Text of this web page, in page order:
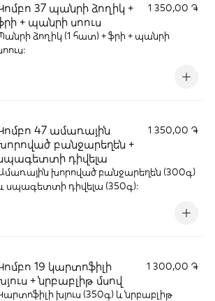
37 պանրի ձողիկ +
+ պանրի սոուս
1 350,00 ֏
ձողիկ (1 հատ) + ֆրի + պանրի
47 ամառային
բանջարեղեն +
դիվելա
1 350,00 ֏
խորոված բանջարեղեն (300գ)
սպագետտի դիվելա (350գ)։
19 կարտոֆիլի
+ նրբաբլիթ մսով
1 300,00 ֏
խյուս (350գ) և նրբաբլիթ